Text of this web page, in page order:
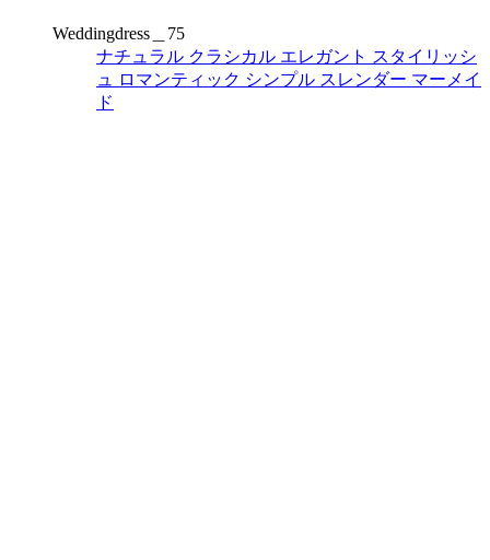
Weddingdress＿75
ナチュラル クラシカル エレガント スタイリッシ
ュ
ロマンティック シンプル スレンダー マーメイ
ド